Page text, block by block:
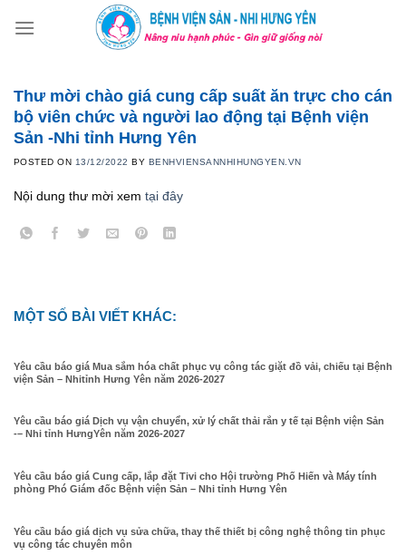
Thư mời chào giá cung cấp suất ăn trực cho cán
bộ viên chức và người lao động tại Bệnh viện
Sản -Nhi tỉnh Hưng Yên
POSTED ON 13/12/2022 BY BENHVIENSANNHIHUNGYEN.VN
Nội dung thư mời xem tại đây
MỘT SỐ BÀI VIẾT KHÁC:
Yêu cầu báo giá Mua sắm hóa chất phục vụ công tác giặt đồ vải, chiếu tại Bệnh
viện Sản – Nhitỉnh Hưng Yên năm 2026-2027
Yêu cầu báo giá Dịch vụ vận chuyển, xử lý chất thải rắn y tế tại Bệnh viện Sản
-– Nhi tỉnh HưngYên năm 2026-2027
Yêu cầu báo giá Cung cấp, lắp đặt Tivi cho Hội trường Phố Hiến và Máy tính
phòng Phó Giám đốc Bệnh viện Sản – Nhi tỉnh Hưng Yên
Yêu cầu báo giá dịch vụ sửa chữa, thay thế thiết bị công nghệ thông tin phục
vụ công tác chuyên môn